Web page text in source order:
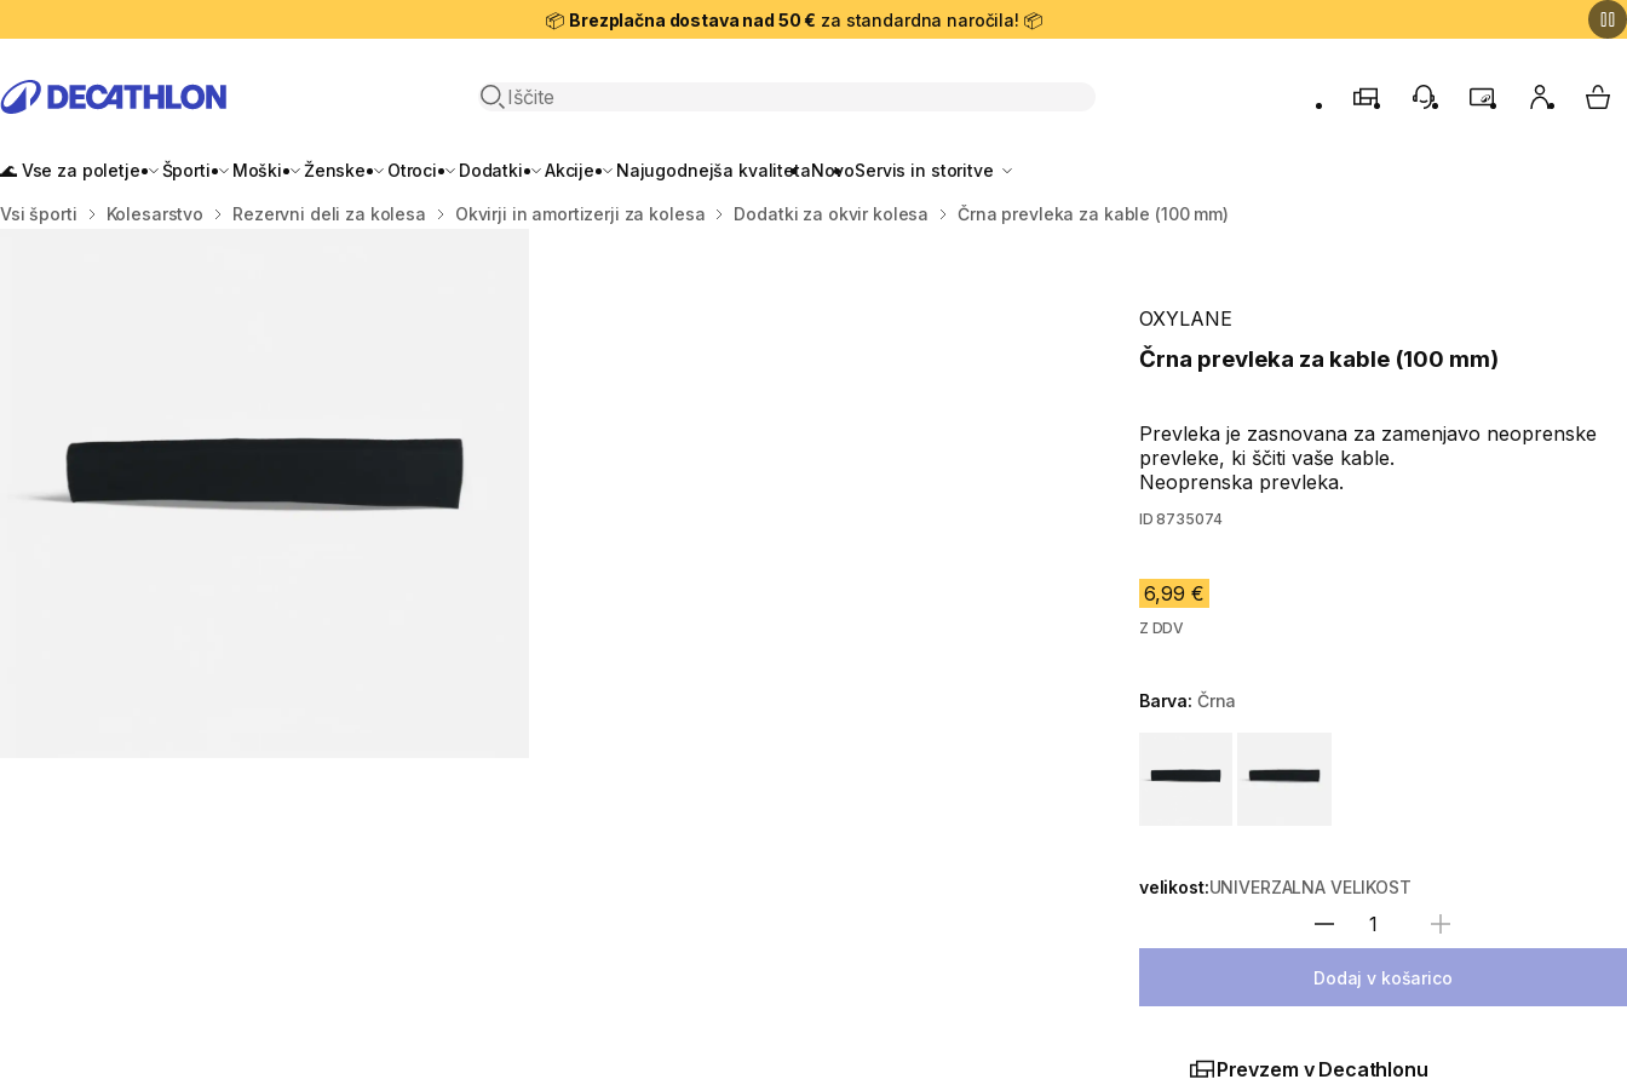
📦 Brezplačna dostava nad 50 € za standardna naročila! 📦
Odpri iskanje
TrgovinePodporo strankam
ProgramMoj račun
🌊 Vse za poletje Športi Moški Ženske Otroci Dodatki Akcije Najugodnejša kvalitetaNovoServis in storitve
Domov
Vsi športi Kolesarstvo Rezervni deli za kolesa Okvirji in amortizerji za kolesa Dodatki za okvir kolesa Črna prevleka za kable (100 mm)
OXYLANE
Črna prevleka za kable (100 mm)
Prevleka je zasnovana za zamenjavo neoprenske
prevleke, ki ščiti vaše kable.
Neoprenska prevleka.
ID 8735074
6,99 €
Z DDV
Barva: Črna
velikost:UNIVERZALNA VELIKOST
Izberite količino
Dodaj v košarico
Prevzem v Decathlonu